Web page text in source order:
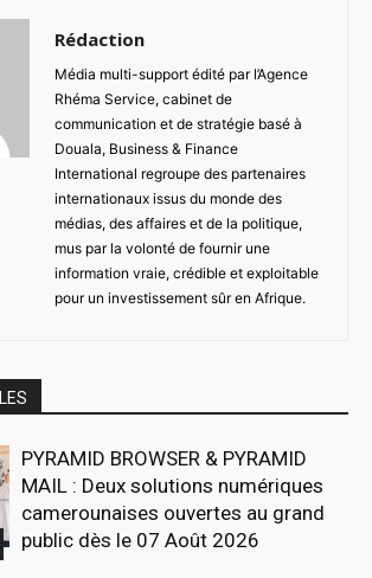
Rédaction
Média multi-support édité par l’Agence
Rhéma Service, cabinet de
communication et de stratégie basé à
Douala, Business & Finance
International regroupe des partenaires
internationaux issus du monde des
médias, des affaires et de la politique,
mus par la volonté de fournir une
information vraie, crédible et exploitable
pour un investissement sûr en Afrique.
PYRAMID BROWSER & PYRAMID
MAIL : Deux solutions numériques
camerounaises ouvertes au grand
public dès le 07 Août 2026